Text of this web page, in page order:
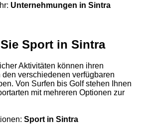
Unternehmungen in Sintra
Sport in Sintra
Aktivitäten können ihren
den verschiedenen verfügbaren
Von Surfen bis Golf stehen Ihnen
mit mehreren Optionen zur
Sport in Sintra